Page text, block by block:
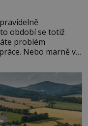
období se totiž
problém
Nebo marně v
se paměť